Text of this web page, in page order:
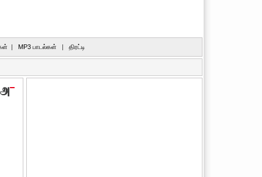
| MP3 பாடல்கள் | திரட்டி